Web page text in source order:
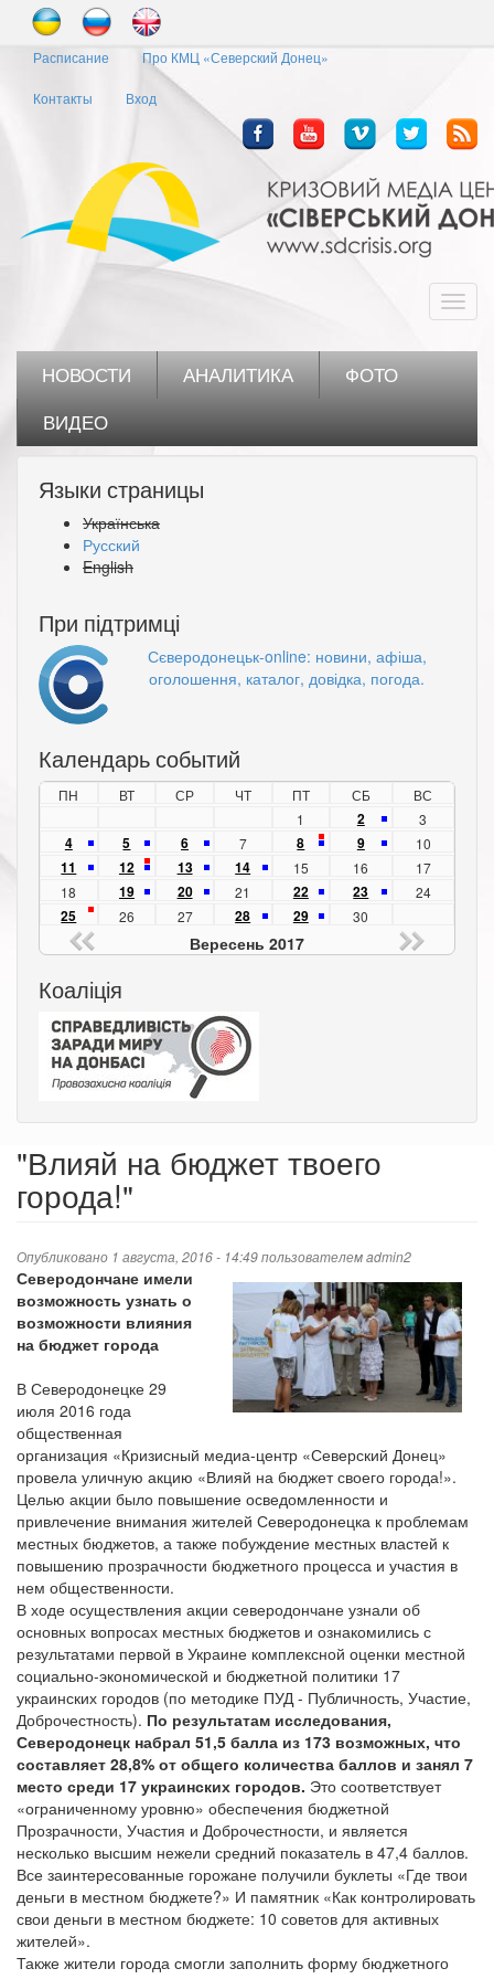
Перейти
основному
Расписание Про КМЦ «Северский Донец»
Контакты Вход
НОВОСТИ АНАЛИТИКА
ФОТО
ВИДЕО
Языки страницы
Українська
Русский
English
При підтримці
Сєверодонецьк-online: новини, афіша,
оголошення, каталог, довідка, погода.
Календарь событий
ПН ВТ СР ЧТ ПТ СБ
ВС
1
2 3
4 5 6 7 8 9 10
11 12 13 14 15 16
17
18
19 20 21 22 23 24
25 26 27 28 29 30
Вересень 2017
Коаліція
"Влияй на бюджет твоего
города!"
Опубликовано 1 августа, 2016 - 14:49 пользователемadmin2
Северодончане имели
возможность узнать о
возможности влияния
на бюджет города
В Северодонецке 29
июля 2016 года
общественная
организация «Кризисный медиа-центр «Северский Донец»
провела уличную акцию «Влияй на бюджет своего города!».
Целью акции было повышение осведомленности и
привлечение внимания жителей Северодонецка к проблемам
местных бюджетов, а также побуждение местных властей к
повышению прозрачности бюджетного процесса и участия в
нем общественности.
В ходе осуществления акции северодончане узнали об
основных вопросах местных бюджетов и ознакомились с
результатами первой в Украине комплексной оценки местной
социально-экономической и бюджетной политики 17
украинских городов (по методике ПУД - Публичность, Участие,
Доброчестность). По результатам исследования,
Северодонецк набрал 51,5 балла из 173 возможных, что
составляет 28,8% от общего количества баллов и занял 7
место среди 17 украинских городов. Это соответствует
«ограниченному уровню» обеспечения бюджетной
Прозрачности, Участия и Доброчестности, и является
несколько высшим нежели средний показатель в 47,4 баллов.
Все заинтересованные горожане получили буклеты «Где твои
деньги в местном бюджете?» И памятник «Как контролировать
свои деньги в местном бюджете: 10 советов для активных
жителей».
Также жители города смогли заполнить форму бюджетного